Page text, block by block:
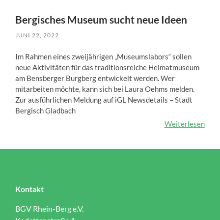
Bergisches Museum sucht neue Ideen
JUNI 22, 2022
Im Rahmen eines zweijährigen „Museumslabors“ sollen
neue Aktivitäten für das traditionsreiche Heimatmuseum
am Bensberger Burgberg entwickelt werden. Wer
mitarbeiten möchte, kann sich bei Laura Oehms melden.
Zur ausführlichen Meldung auf iGL Newsdetails – Stadt
Bergisch Gladbach
Weiterlesen
Kontakt
BGV Rhein-Berg e.V.